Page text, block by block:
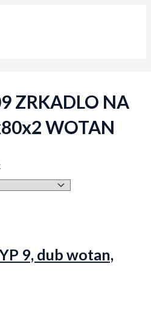
ZRKADLO NA
WOTAN
9, dub wotan,